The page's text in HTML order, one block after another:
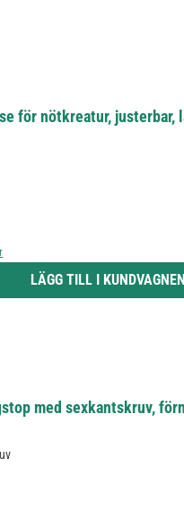
för nötkreatur, justerbar,
eller använd knapparna för att öka
LÄGG TILL I KUNDVAGNEN
med sexkantskruv,